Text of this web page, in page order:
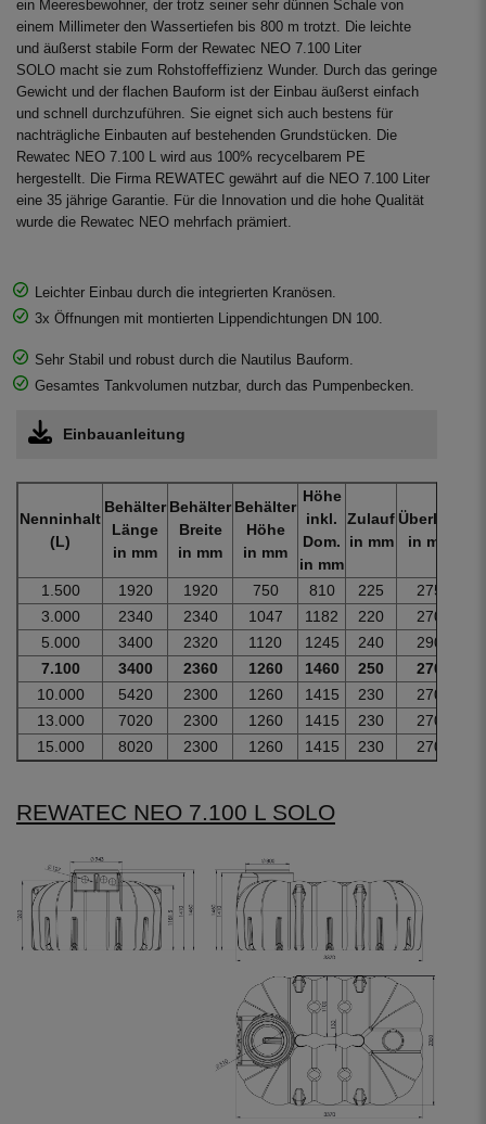
ein Meeresbewohner, der trotz seiner sehr dünnen Schale von
einem Millimeter den Wassertiefen bis 800 m trotzt. Die leichte
und äußerst stabile Form der Rewatec NEO 7.100 Liter
SOLO macht sie zum Rohstoffeffizienz Wunder. Durch das geringe
Gewicht und der flachen Bauform ist der Einbau äußerst einfach
und schnell durchzuführen. Sie eignet sich auch bestens für
nachträgliche Einbauten auf bestehenden Grundstücken. Die
Rewatec NEO 7.100 L wird aus 100% recycelbarem PE
hergestellt. Die Firma REWATEC gewährt auf die NEO 7.100 Liter
eine 35 jährige Garantie. Für die Innovation und die hohe Qualität
wurde die Rewatec NEO mehrfach prämiert.
Leichter Einbau durch die integrierten Kranösen.
3x Öffnungen mit montierten Lippendichtungen DN 100.
Sehr Stabil und robust durch die Nautilus Bauform.
Gesamtes Tankvolumen nutzbar, durch das Pumpenbecken.
Einbauanleitung
Nenninhalt
(L)
Behälter
Länge
in mm
Behälter
Breite
in mm
Behälter
Höhe
in mm
Höhe
inkl.
Dom.
in mm
Zulauf
in mm
Überlauf
in mm
1.500 1920 1920 750 810 225
275
3.000
2340 2340 1047 1182 220 270
5.000
3400 2320 1120 1245 240 290
7.100
3400 2360 1260 1460 250 270
10.000
5420 2300 1260 1415 230 270
13.000
7020 2300 1260 1415 230 270
15.000
8020 2300 1260 1415 230 270
REWATEC NEO 7.100 L SOLO